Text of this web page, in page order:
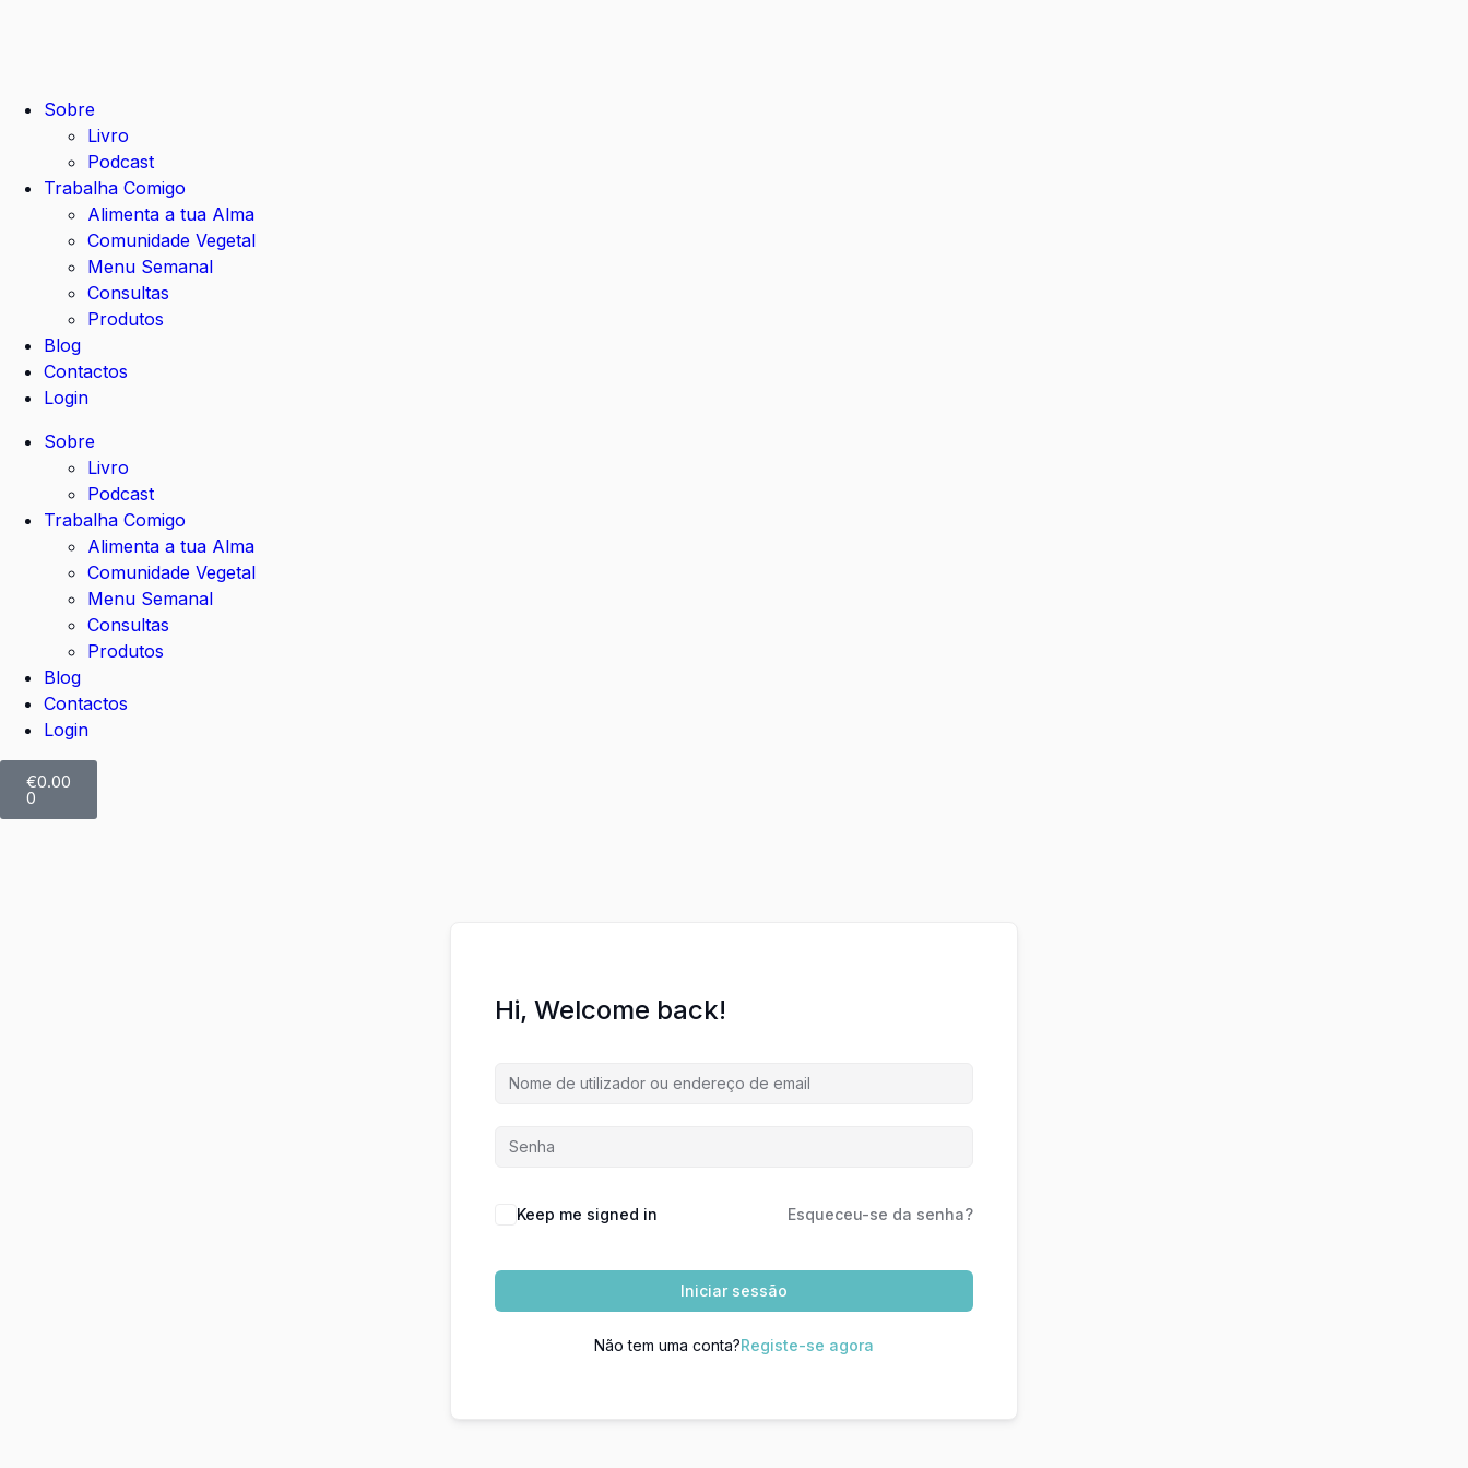
Sobre
Livro
Podcast
Trabalha Comigo
Alimenta a tua Alma
Comunidade Vegetal
Menu Semanal
Consultas
Produtos
Blog
Contactos
Login
Sobre
Livro
Podcast
Trabalha Comigo
Alimenta a tua Alma
Comunidade Vegetal
Menu Semanal
Consultas
Produtos
Blog
Contactos
Login
€0.00
0
Hi, Welcome back!
Keep me signed in Esqueceu-se da senha?
Iniciar sessão
Não tem uma conta?Registe-se agora